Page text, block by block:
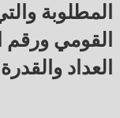
المطلوبة
القومي ورقم
العداد